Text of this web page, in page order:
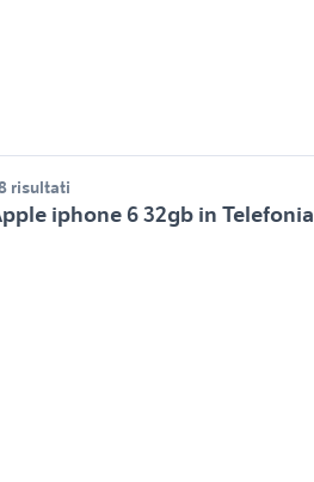
risultati
iphone 6 32gb in Telefonia